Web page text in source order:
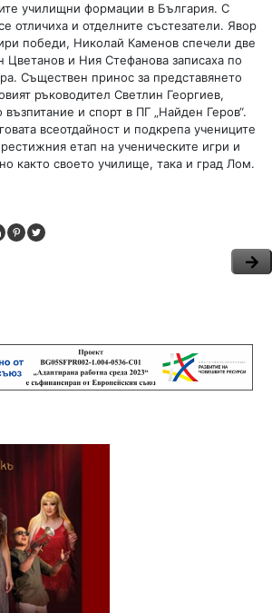
училищни формации в България. С
отличиха и отделните състезатели. Явор
победи, Николай Каменов спечели две
Цветанов и Ния Стефанова записаха по
Съществен принос за представянето
ръководител Светлин Георгиев,
и спорт в ПГ „Найден Геров“.
всеотдайност и подкрепа учениците
етап на ученическите игри и
както своето училище, така и град Лом.